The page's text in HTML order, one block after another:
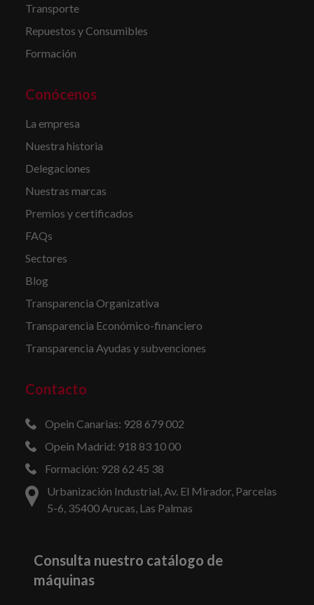
Transporte
Repuestos y Consumibles
Formación
Conócenos
La empresa
Nuestra historia
Delegaciones
Nuestras marcas
Premios y certificados
FAQs
Sectores
Blog
Transparencia Organizativa
Transparencia Económico-financiero
Transparencia Ayudas y subvenciones
Contacto
Opein Canarias: 928 679 002
Opein Madrid: 918 83 10 00
Formación: 928 62 45 38
Urbanización Industrial, Av. El Mirador, Parcelas
5-6, 35400 Arucas, Las Palmas
Consulta nuestro catálogo de
máquinas